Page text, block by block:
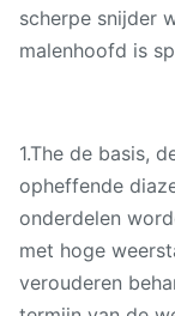
scherpe snijder
malenhoofd is
1.The de basis,
opheffende
onderdelen
met hoge
verouderen